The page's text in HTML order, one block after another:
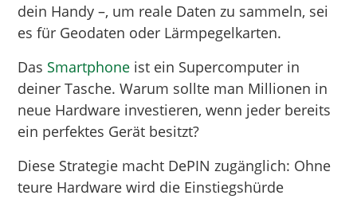
dein Handy –, um reale Daten zu sammeln, sei
es für Geodaten oder Lärmpegelkarten.
Das Smartphone ist ein Supercomputer in
deiner Tasche. Warum sollte man Millionen in
neue Hardware investieren, wenn jeder bereits
ein perfektes Gerät besitzt?
Diese Strategie macht DePIN zugänglich: Ohne
teure Hardware wird die Einstiegshürde